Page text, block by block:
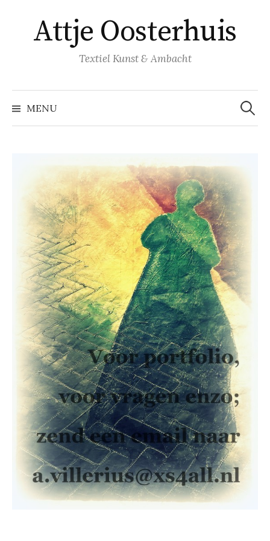
inhoud
springen
Attje Oosterhuis
Textiel Kunst & Ambacht
MENU
Zoeken
naar: